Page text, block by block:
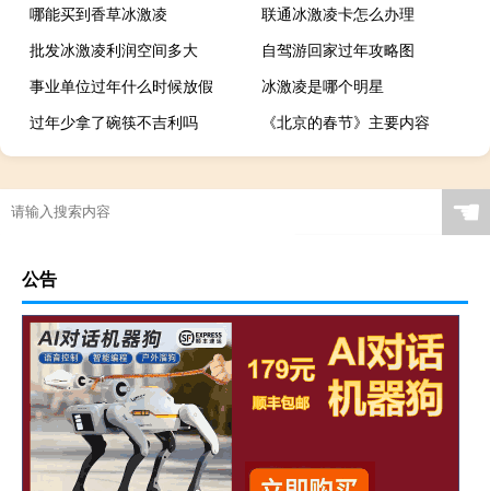
哪能买到香草冰激凌
联通冰激凌卡怎么办理
批发冰激凌利润空间多大
自驾游回家过年攻略图
事业单位过年什么时候放假
冰激凌是哪个明星
过年少拿了碗筷不吉利吗
《北京的春节》主要内容
☚
公告